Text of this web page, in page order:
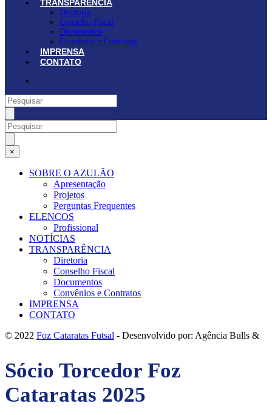
TRANSPARÊNCIA
Diretoria
Conselho Fiscal
Documentos
Convênios e Contratos
IMPRENSA
CONTATO
×
SOBRE O AZULÃO
Apresentação
Projetos
Perguntas Frequentes
ELENCOS
Profissional
NOTÍCIAS
TRANSPARÊNCIA
Diretoria
Conselho Fiscal
Documentos
Convênios e Contratos
IMPRENSA
CONTATO
© 2022 Foz Cataratas Futsal - Desenvolvido por: Agência Bulls &
Sócio Torcedor Foz
Cataratas 2025